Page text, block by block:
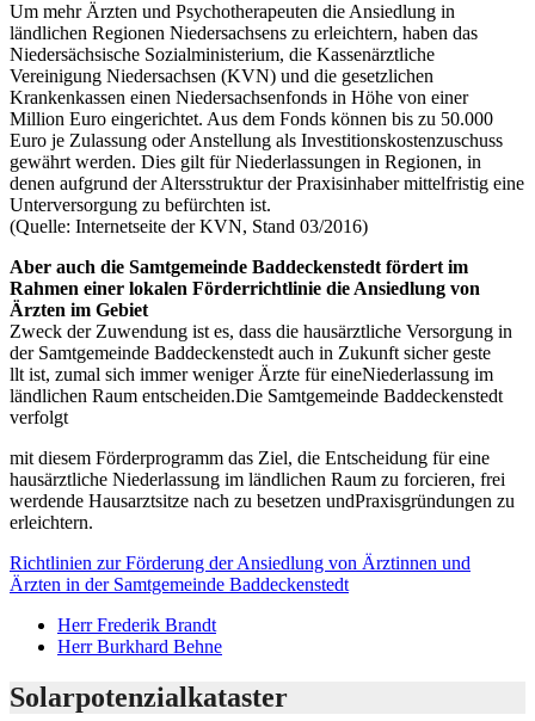
Um mehr Ärzten und Psychotherapeuten die Ansiedlung in
ländlichen Regionen Niedersachsens zu erleichtern, haben das
Niedersächsische Sozialministerium, die Kassenärztliche
Vereinigung Niedersachsen (KVN) und die gesetzlichen
Krankenkassen einen Niedersachsenfonds in Höhe von einer
Million Euro eingerichtet. Aus dem Fonds können bis zu 50.000
Euro je Zulassung oder Anstellung als Investitionskostenzuschuss
gewährt werden. Dies gilt für Niederlassungen in Regionen, in
denen aufgrund der Altersstruktur der Praxisinhaber mittelfristig eine
Unterversorgung zu befürchten ist.
(Quelle: Internetseite der KVN, Stand 03/2016)
Aber auch die Samtgemeinde Baddeckenstedt fördert im
Rahmen einer lokalen Förderrichtlinie die Ansiedlung von
Ärzten im Gebiet
Zweck der Zuwendung ist es, dass die hausärztliche Versorgung in
der Samtgemeinde Baddeckenstedt auch in Zukunft sicher geste
llt ist, zumal sich immer weniger Ärzte für eineNiederlassung im
ländlichen Raum entscheiden.Die Samtgemeinde Baddeckenstedt
verfolgt
mit diesem Förderprogramm das Ziel, die Entscheidung für eine
hausärztliche Niederlassung im ländlichen Raum zu forcieren, frei
werdende Hausarztsitze nach zu besetzen undPraxisgründungen zu
erleichtern.
Richtlinien zur Förderung der Ansiedlung von Ärztinnen und
Ärzten in der Samtgemeinde Baddeckenstedt
Herr Frederik Brandt
Herr Burkhard Behne
Solarpotenzialkataster